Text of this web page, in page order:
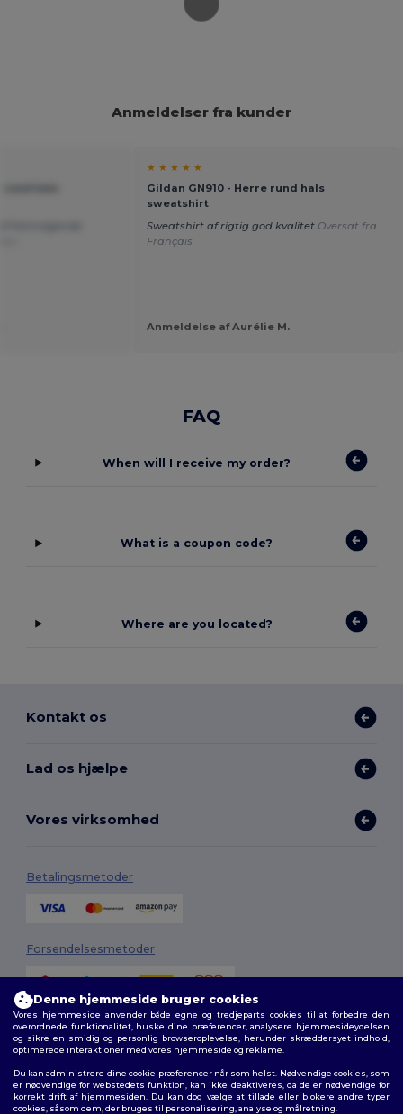
Anmeldelser fra kunder
★ ★ ★ ★ ★
Gildan GN910 - Herre rund hals
sweatshirt
Sweatshirt af rigtig god kvalitet Oversat fra
Français
Anmeldelse af Aurélie M.
FAQ
When will I receive my order?
What is a coupon code?
Where are you located?
Kontakt os
Lad os hjælpe
Vores virksomhed
Betalingsmetoder
Forsendelsesmetoder
Følg os
Denne hjemmeside bruger cookies
Vores hjemmeside anvender både egne og tredjeparts cookies til at forbedre den
overordnede funktionalitet, huske dine præferencer, analysere hjemmesideydelsen
og sikre en smidig og personlig browseroplevelse, herunder skræddersyet indhold,
optimerede interaktioner med vores hjemmeside og reklame.
Du kan administrere dine cookie-præferencer når som helst. Nødvendige cookies, som
er nødvendige for webstedets funktion, kan ikke deaktiveres, da de er nødvendige for
korrekt drift af hjemmesiden. Du kan dog vælge at tillade eller blokere andre typer
cookies, såsom dem, der bruges til personalisering, analyse og målretning.